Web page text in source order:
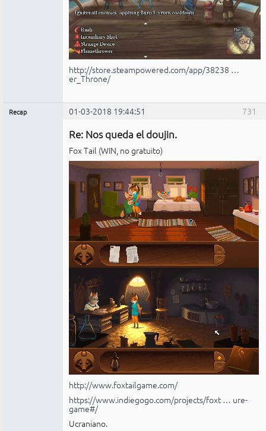
http://store.steampowered.com/app/38238 …
er_Throne/
731
Recap 01-03-2018 19:44:51
Re: Nos queda el doujin.
Fox Tail (WIN, no gratuito)
http://www.foxtailgame.com/
https://www.indiegogo.com/projects/foxt … ure-
game#/
Ucraniano.